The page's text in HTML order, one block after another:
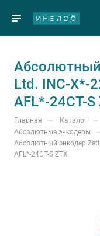
Абсолютный
Ltd. INC-X*-
AFL*-24CT-S
Главная — Каталог —
Абсолютные энкодеры
Абсолютный энкодер
AFL*-24CT-S ZTX